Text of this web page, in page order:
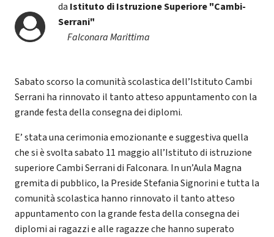
da Istituto di Istruzione Superiore "Cambi-
Serrani"
Falconara Marittima
Sabato scorso la comunità scolastica dell’Istituto Cambi
Serrani ha rinnovato il tanto atteso appuntamento con la
grande festa della consegna dei diplomi.
E’ stata una cerimonia emozionante e suggestiva quella
che si è svolta sabato 11 maggio all’Istituto di istruzione
superiore Cambi Serrani di Falconara. In un’Aula Magna
gremita di pubblico, la Preside Stefania Signorini e tutta la
comunità scolastica hanno rinnovato il tanto atteso
appuntamento con la grande festa della consegna dei
diplomi ai ragazzi e alle ragazze che hanno superato